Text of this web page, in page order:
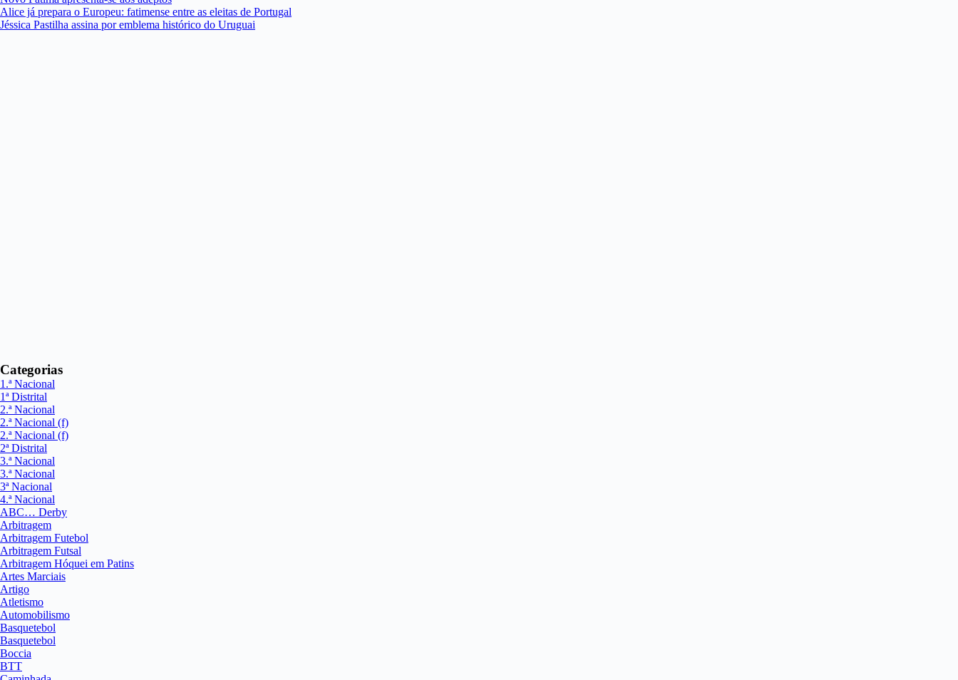
Alice já prepara o Europeu: fatimense entre as eleitas de Portugal
Jéssica Pastilha assina por emblema histórico do Uruguai
Categorias
1.ª Nacional
1ª Distrital
2.ª Nacional
2.ª Nacional (f)
2.ª Nacional (f)
2ª Distrital
3.ª Nacional
3.ª Nacional
3ª Nacional
4.ª Nacional
ABC… Derby
Arbitragem
Arbitragem Futebol
Arbitragem Futsal
Arbitragem Hóquei em Patins
Artes Marciais
Artigo
Atletismo
Automobilismo
Basquetebol
Basquetebol
Boccia
BTT